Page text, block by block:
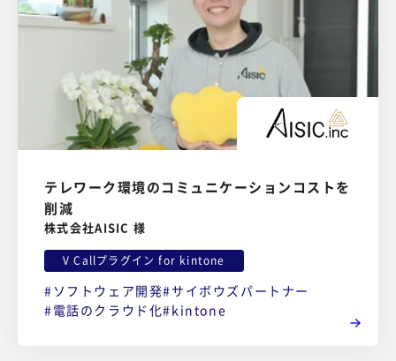
テレワーク環境のコミュニケーションコストを
削減
株式会社AISIC 様
V Callプラグイン for kintone
ソフトウェア開発 サイボウズパートナー
電話のクラウド化 kintone